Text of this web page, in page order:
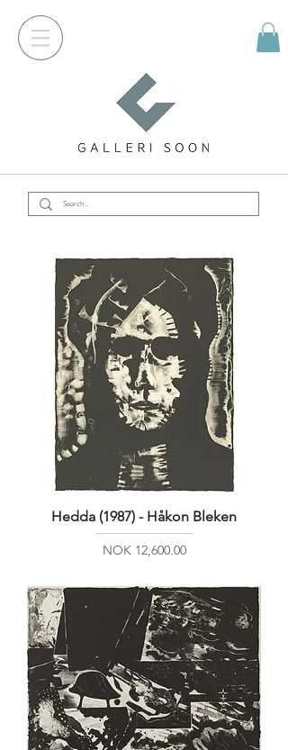
Hedda (1987) - Håkon Bleken
Price
NOK 12,600.00